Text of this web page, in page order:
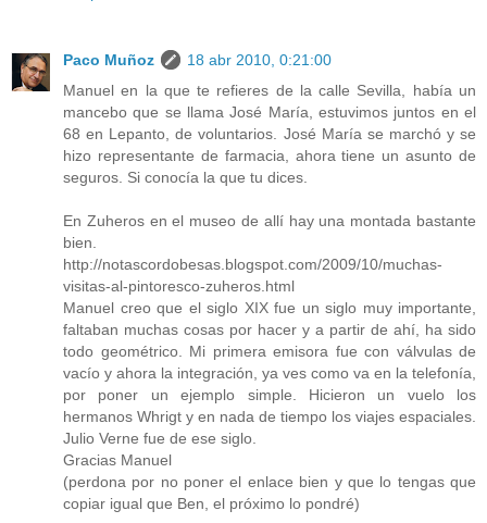
Paco Muñoz
18 abr 2010, 0:21:00
Manuel en la que te refieres de la calle Sevilla, había un
mancebo que se llama José María, estuvimos juntos en el
68 en Lepanto, de voluntarios. José María se marchó y se
hizo representante de farmacia, ahora tiene un asunto de
seguros. Si conocía la que tu dices.
En Zuheros en el museo de allí hay una montada bastante
bien.
http://notascordobesas.blogspot.com/2009/10/muchas-
visitas-al-pintoresco-zuheros.html
Manuel creo que el siglo XIX fue un siglo muy importante,
faltaban muchas cosas por hacer y a partir de ahí, ha sido
todo geométrico. Mi primera emisora fue con válvulas de
vacío y ahora la integración, ya ves como va en la telefonía,
por poner un ejemplo simple. Hicieron un vuelo los
hermanos Whrigt y en nada de tiempo los viajes espaciales.
Julio Verne fue de ese siglo.
Gracias Manuel
(perdona por no poner el enlace bien y que lo tengas que
copiar igual que Ben, el próximo lo pondré)